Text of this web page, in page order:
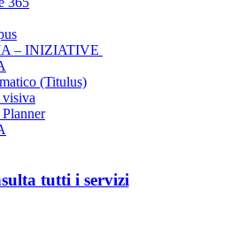
– INIZIATIVE
(Titulus)
visiva
tutti i servizi